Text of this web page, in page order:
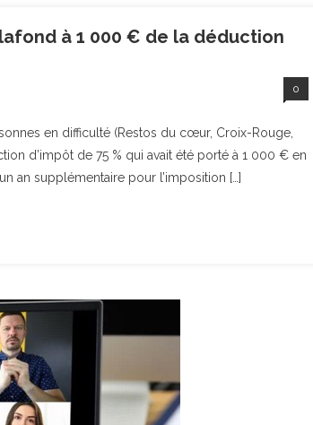
à 1 000 € de la déduction
0
en difficulté (Restos du cœur, Croix-Rouge,
d’impôt de 75 % qui avait été porté à 1 000 € en
an supplémentaire pour l’imposition […]